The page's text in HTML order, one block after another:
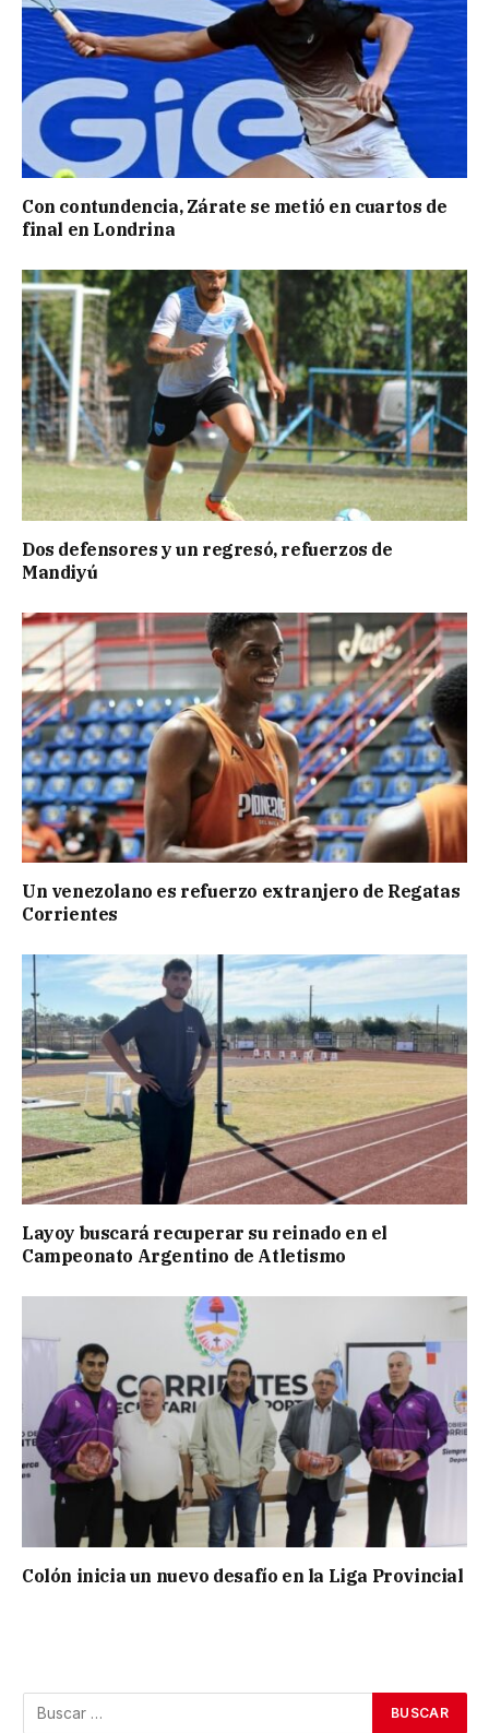
Con contundencia, Zárate se metió en cuartos de
final en Londrina
Dos defensores y un regresó, refuerzos de
Mandiyú
Un venezolano es refuerzo extranjero de Regatas
Corrientes
Layoy buscará recuperar su reinado en el
Campeonato Argentino de Atletismo
Colón inicia un nuevo desafío en la Liga Provincial